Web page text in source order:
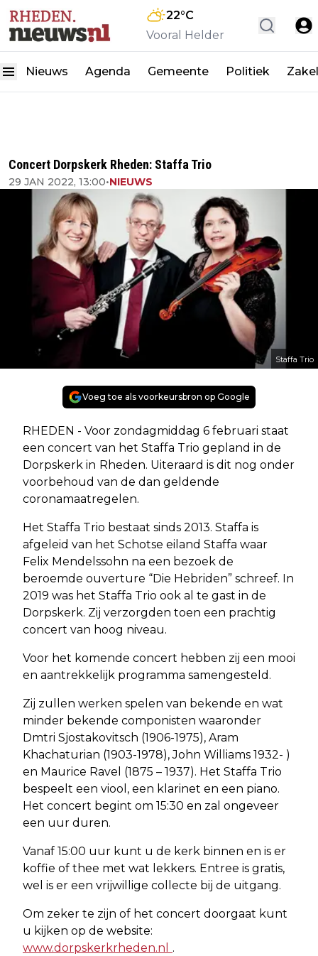
22°C
Vooral Helder
Nieuws Agenda Gemeente Politiek
Concert Dorpskerk Rheden: Staffa Trio
29 JAN 2022, 13:00•NIEUWS
Staffa Trio
Voeg toe als voorkeursbron op Google
RHEDEN - Voor zondagmiddag 6 februari staat
een concert van het Staffa Trio gepland in de
Dorpskerk in Rheden. Uiteraard is dit nog onder
voorbehoud van de dan geldende
coronamaatregelen.
Het Staffa Trio bestaat sinds 2013. Staffa is
afgeleid van het Schotse eiland Staffa waar
Felix Mendelssohn na een bezoek de
beroemde ouverture “Die Hebriden” schreef. In
2019 was het Staffa Trio ook al te gast in de
Dorpskerk. Zij verzorgden toen een prachtig
concert van hoog niveau.
Voor het komende concert hebben zij een mooi
en aantrekkelijk programma samengesteld.
Zij zullen werken spelen van bekende en wat
minder bekende componisten waaronder
Dmtri Sjostakovitsch (1906-1975), Aram
Khachaturian (1903-1978), John Williams 1932- )
en Maurice Ravel (1875 – 1937). Het Staffa Trio
bespeelt een viool, een klarinet en een piano.
Het concert begint om 15:30 en zal ongeveer
een uur duren.
Vanaf 15:00 uur kunt u de kerk binnen en is er
koffie of thee met wat lekkers. Entree is gratis,
wel is er een vrijwillige collecte bij de uitgang.
Om zeker te zijn of het concert doorgaat kunt
u kijken op de website:
www.dorpskerkrheden.nl
.